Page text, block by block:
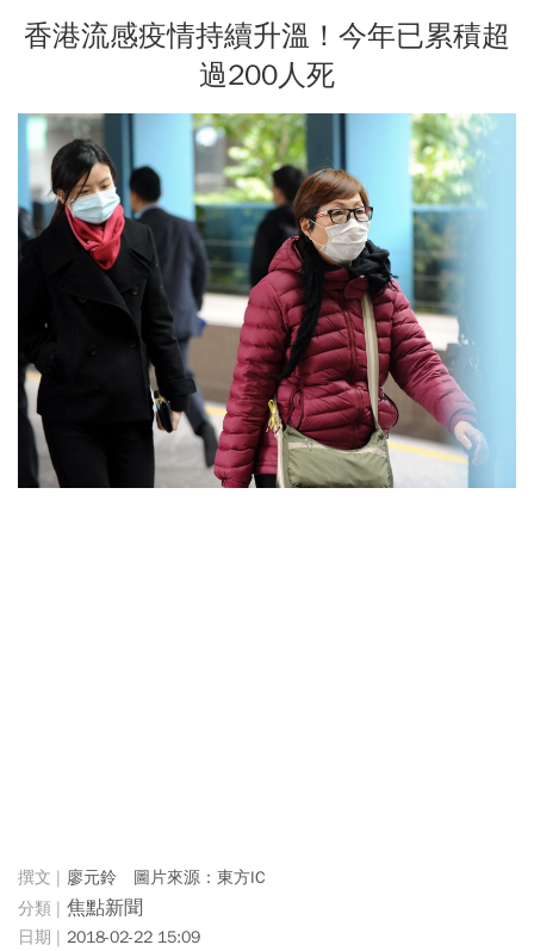
香港流感疫情持續升溫！今年已累積超
過200人死
廖元鈴 圖片來源：東方IC
焦點新聞
2018-02-22 15:09